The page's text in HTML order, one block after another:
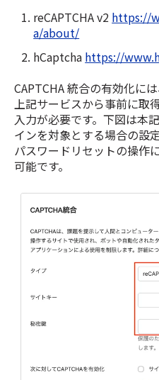
reCAPTCHA v2 https://
a/about/
hCaptcha https://
CAPTCHA 統合の有効化に
上記サービスから事前に取
入力が必要です。下図は本
インを対象とする場合の設
パスワードリセットの操作
可能です。